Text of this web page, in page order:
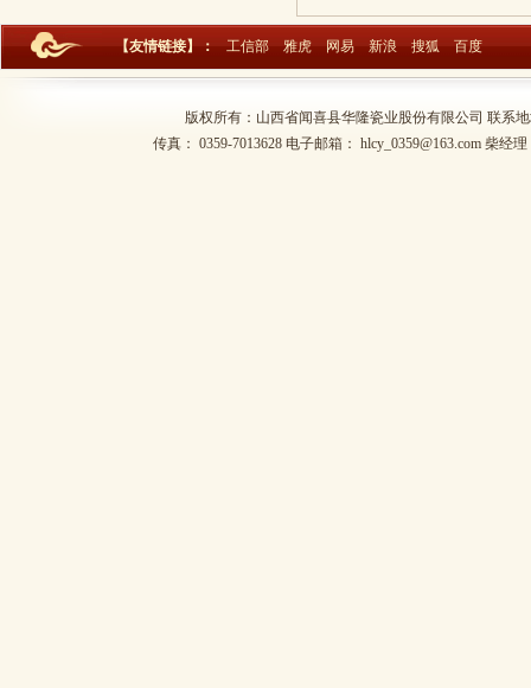
【友情链接】： 工信部 雅虎 网易 新浪 搜狐 百度
版权所有：山西省闻喜县华隆瓷业股份有限公司 联系
传真： 0359-7013628 电子邮箱： hlcy_0359@163.com 柴